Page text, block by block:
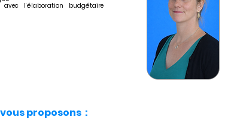
l’élaboration budgétaire
proposons :